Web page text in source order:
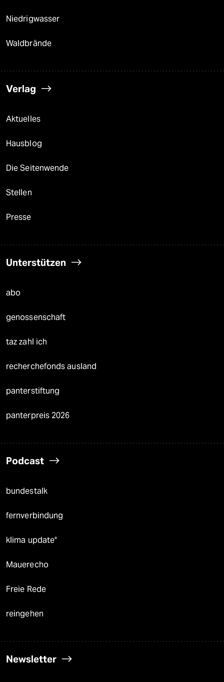
Niedrigwasser
Waldbrände
Verlag
Aktuelles
Hausblog
Die Seitenwende
Stellen
Presse
Unterstützen
abo
genossenschaft
taz zahl ich
recherchefonds ausland
panterstiftung
panterpreis 2026
Podcast
bundestalk
fernverbindung
klima update°
Mauerecho
Freie Rede
reingehen
Newsletter